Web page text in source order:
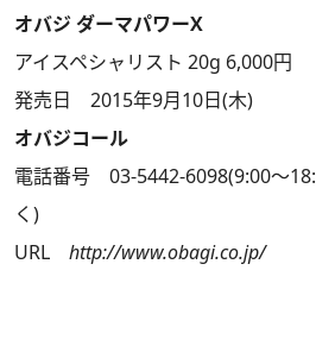
オバジ ダーマパワーX
アイスペシャリスト 20g 6,000円
発売日 2015年9月10日(木)
オバジコール
電話番号 03-5442-6098(9:00～
く)
URL http://www.obagi.co.jp/